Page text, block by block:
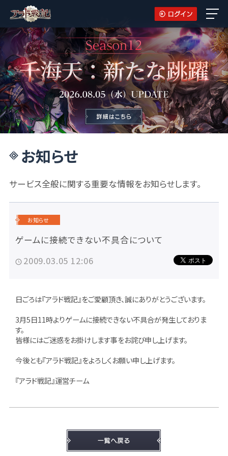
お知らせ
サービス全般に関する重要な情報をお知らせします。
お知らせ
ゲームに接続できない不具合について
2009.03.05 12:06
日ごろは『アラド戦記』をご愛顧頂き、誠にありがとうございます。
3月5日11時よりゲームに接続できない不具合が発生しておりま
す。
皆様にはご迷惑をお掛けします事をお詫び申し上げます。
今後とも『アラド戦記』をよろしくお願い申し上げます。
『アラド戦記』運営チーム